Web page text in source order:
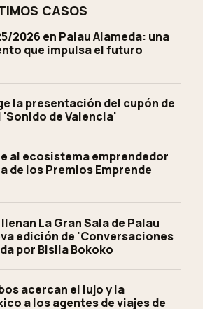
CASOS
2026 en Palau Alameda: una
que impulsa el futuro
la presentación del cupón de
'Sonido de Valencia'
al ecosistema emprendedor
de los Premios Emprende
La Gran Sala de Palau
edición de 'Conversaciones
por Bisila Bokoko
acercan el lujo y la
a los agentes de viajes de